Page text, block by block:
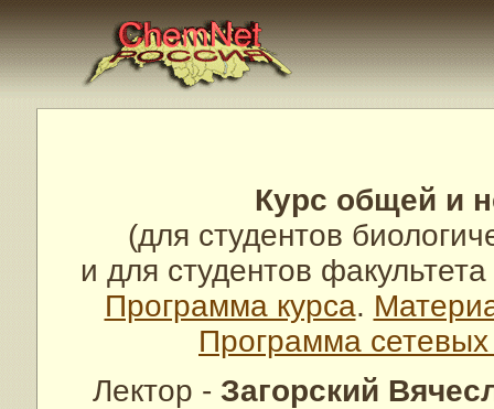
Курс общей и
(для студентов
и для студентов
Программа курса.
Программа
Лектор - Загорский